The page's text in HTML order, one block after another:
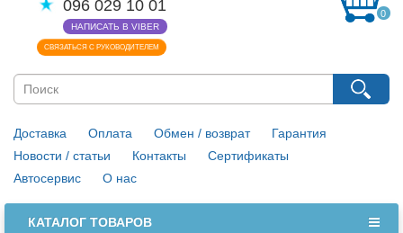
096 029 10 01
НАПИСАТЬ В VIBER
СВЯЗАТЬСЯ С РУКОВОДИТЕЛЕМ
0
Доставка Оплата Обмен / возврат
Гарантия
Новости / статьи
Контакты
Сертификаты
Автосервис
О нас
КАТАЛОГ ТОВАРОВ
Закрыть